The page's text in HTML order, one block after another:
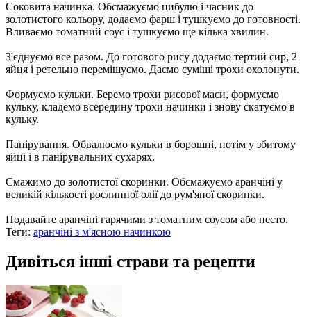
Соковита начинка. Обсмажуємо цибулю і часник до
золотистого кольору, додаємо фарш і тушкуємо до готовності.
Вливаємо томатний соус і тушкуємо ще кілька хвилин.
З'єднуємо все разом. До готового рису додаємо тертий сир, 2
яйця і ретельно перемішуємо. Даємо суміші трохи охолонути.
Формуємо кульки. Беремо трохи рисової маси, формуємо
кульку, кладемо всередину трохи начинки і знову скатуємо в
кульку.
Панірування. Обвалюємо кульки в борошні, потім у збитому
яйці і в панірувальних сухарях.
Смажимо до золотистої скоринки. Обсмажуємо аранчіні у
великій кількості рослинної олії до рум'яної скоринки.
Подавайте аранчіні гарячими з томатним соусом або песто.
Теги: аранчіні з м'ясною начинкою
Дивіться інші страви та рецепти